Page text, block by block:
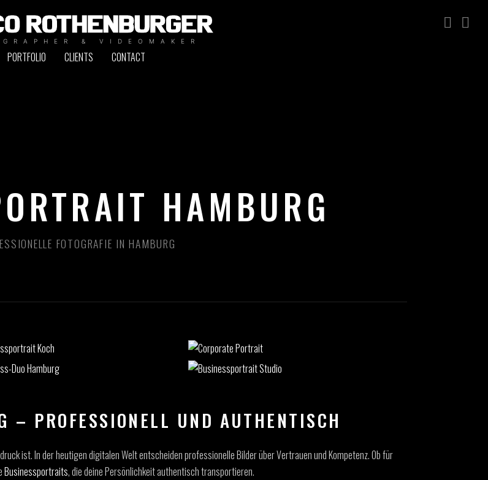
& VIDEOMAKER
PORTFOLIO CLIENTS CONTACT
HAMBURG
FOTOGRAFIE IN HAMBURG
– PROFESSIONELL UND AUTHENTISCH
ist. In der heutigen digitalen Welt entscheiden professionelle Bilder über Vertrauen und Kompetenz. Ob für
Businessportraits, die deine Persönlichkeit authentisch transportieren.